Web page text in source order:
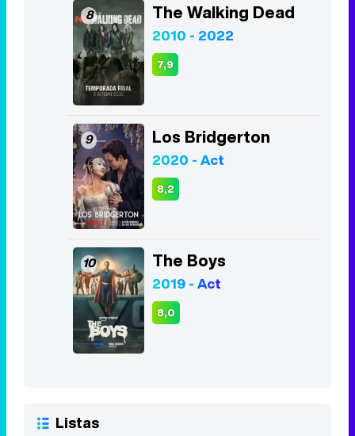
8 The Walking Dead
2010 - 2022
7,9
9 Los Bridgerton
2020 - Act
8,2
10 The Boys
2019 - Act
8,0
Listas